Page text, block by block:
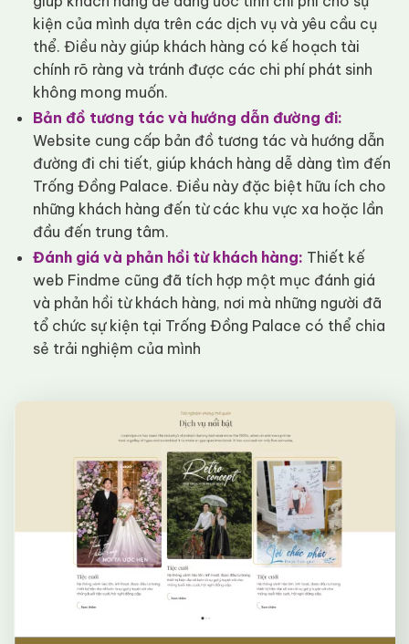
kiện của mình dựa trên các dịch vụ và yêu cầu cụ
thể. Điều này giúp khách hàng có kế hoạch tài
chính rõ ràng và tránh được các chi phí phát sinh
không mong muốn.
Bản đồ tương tác và hướng dẫn đường đi:
Website cung cấp bản đồ tương tác và hướng dẫn
đường đi chi tiết, giúp khách hàng dễ dàng tìm đến
Trống Đồng Palace. Điều này đặc biệt hữu ích cho
những khách hàng đến từ các khu vực xa hoặc lần
đầu đến trung tâm.
Đánh giá và phản hồi từ khách hàng: Thiết kế
web Findme cũng đã tích hợp một mục đánh giá
và phản hồi từ khách hàng, nơi mà những người đã
tổ chức sự kiện tại Trống Đồng Palace có thể chia
sẻ trải nghiệm của mình